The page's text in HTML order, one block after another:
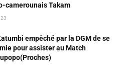
camerounais Takam
empêché par la DGM de se
pour assister au Match